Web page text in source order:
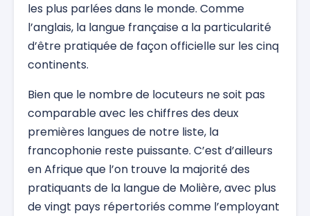
les plus parlées dans le monde. Comme
l’anglais, la langue française a la particularité
d’être pratiquée de façon officielle sur les cinq
continents.
Bien que le nombre de locuteurs ne soit pas
comparable avec les chiffres des deux
premières langues de notre liste, la
francophonie reste puissante. C’est d’ailleurs
en Afrique que l’on trouve la majorité des
pratiquants de la langue de Molière, avec plus
de vingt pays répertoriés comme l’employant